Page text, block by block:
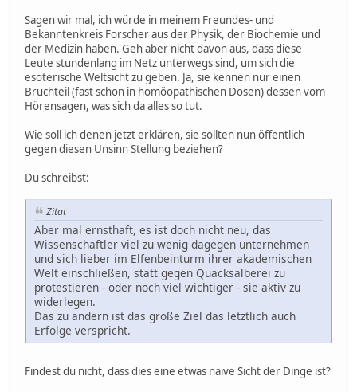
Sagen wir mal, ich würde in meinem Freundes- und
Bekanntenkreis Forscher aus der Physik, der Biochemie und
der Medizin haben. Geh aber nicht davon aus, dass diese
Leute stundenlang im Netz unterwegs sind, um sich die
esoterische Weltsicht zu geben. Ja, sie kennen nur einen
Bruchteil (fast schon in homöopathischen Dosen) dessen vom
Hörensagen, was sich da alles so tut.
Wie soll ich denen jetzt erklären, sie sollten nun öffentlich
gegen diesen Unsinn Stellung beziehen?
Du schreibst:
Zitat
Aber mal ernsthaft, es ist doch nicht neu, das
Wissenschaftler viel zu wenig dagegen unternehmen
und sich lieber im Elfenbeinturm ihrer akademischen
Welt einschließen, statt gegen Quacksalberei zu
protestieren - oder noch viel wichtiger - sie aktiv zu
widerlegen.
Das zu ändern ist das große Ziel das letztlich auch
Erfolge verspricht.
Findest du nicht, dass dies eine etwas naive Sicht der Dinge ist?